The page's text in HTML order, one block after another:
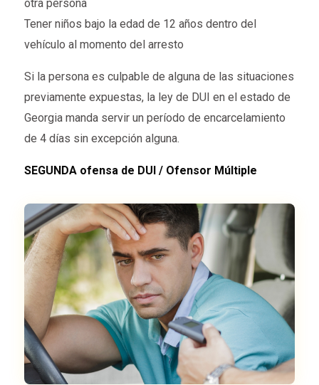
otra persona
Tener niños bajo la edad de 12 años dentro del
vehículo al momento del arresto
Si la persona es culpable de alguna de las situaciones
previamente expuestas, la ley de DUI en el estado de
Georgia manda servir un período de encarcelamiento
de 4 días sin excepción alguna.
SEGUNDA ofensa de DUI / Ofensor Múltiple